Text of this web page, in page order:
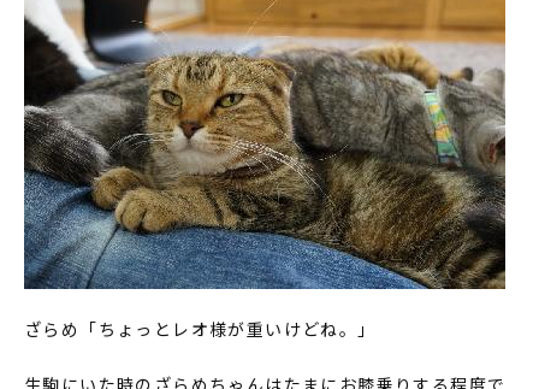
ざらめ「ちょっとレオ様が重いけどね。」
生駒にいた時のざらめちゃんはたまにお膝乗りする程度で